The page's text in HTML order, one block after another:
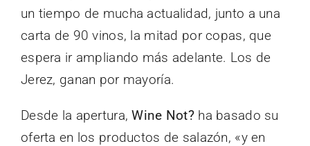
un tiempo de mucha actualidad, junto a una
carta de 90 vinos, la mitad por copas, que
espera ir ampliando más adelante. Los de
Jerez, ganan por mayoría.
Desde la apertura,Wine Not? ha basado su
oferta en los productos de salazón, «y en